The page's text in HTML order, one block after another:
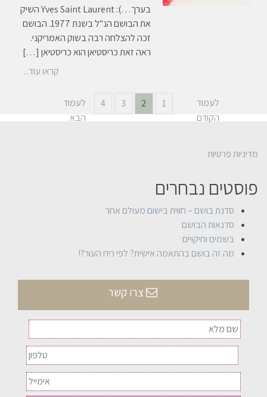
בערך…): Yves Saint Laurent השיק
את הבושם הנ"ל בשנת 1977. הבושם
זכה להצלחה רבה בשוק האמריקני.
ראה זאת כריסטיאן הוא כריסטיאן […]
קראו עוד...
לעמוד
הקודם
1
2
3
4
לעמוד
הבא
מדיניות פרטיות
פוסטים נבחרים
סדנת בושם – חווית בישום מעולם אחר
סדנאות הבושם
בשמים וחיקויים
מה זה בושם בהתאמה אישית? לפי ריח העור?!
צרו קשר